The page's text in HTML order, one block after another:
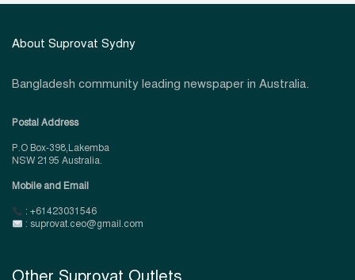
About Suprovat Sydny
Bangladesh community leading newspaper in Australia.
Postal Address
P.O Box-398,Lakemba
NSW 2195 Australia.
Mobile and Email
: +61423031546
: suprovat.ceo@gmail.com